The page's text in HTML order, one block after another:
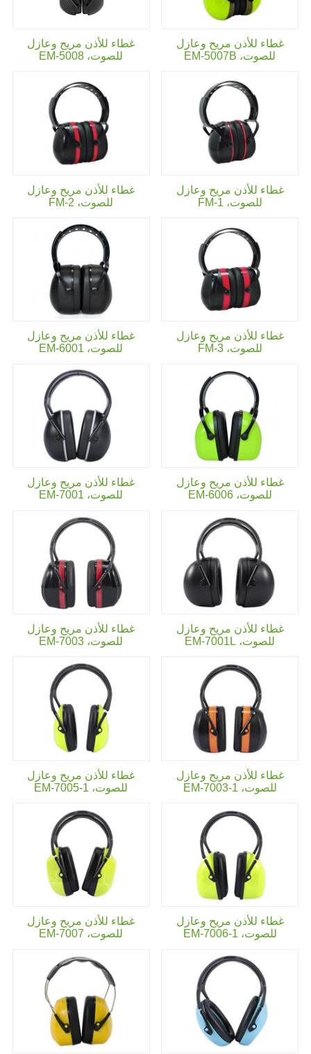
غطاء للأذن مريح وعازل
للصوت، EM-5007B
غطاء للأذن مريح وعازل
للصوت، EM-5008
غطاء للأذن مريح وعازل
للصوت، FM-1
غطاء للأذن مريح وعازل
للصوت، FM-2
غطاء للأذن مريح وعازل
للصوت،FM-3
غطاء للأذن مريح وعازل
للصوت، EM-6001
غطاء للأذن مريح وعازل
للصوت،EM-6006
غطاء للأذن مريح وعازل
للصوت، EM-7001
غطاء للأذن مريح وعازل
للصوت، EM-7001L
غطاء للأذن مريح وعازل
للصوت، EM-7003
غطاء للأذن مريح وعازل
للصوت، EM-7003-1
غطاء للأذن مريح وعازل
للصوت، EM-7005-1
غطاء للأذن مريح وعازل
للصوت، EM-7006-1
غطاء للأذن مريح وعازل
للصوت، EM-7007